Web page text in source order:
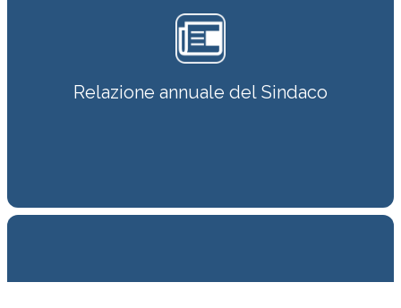
Relazione annuale del Sindaco